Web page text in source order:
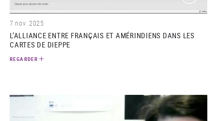
7 nov. 2025
L’ALLIANCE ENTRE FRANÇAIS ET AMÉRINDIENS DANS LES
CARTES DE DIEPPE
REGARDER